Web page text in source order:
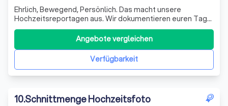
Ehrlich, Bewegend, Persönlich. Das macht unsere
Hochzeitsreportagen aus. Wir dokumentieren euren Tag
ehrlich und mit Herz – unaufdringlich, ungestellt und mit
einem sicheren Gespür für Stil.
Verfügbarkeit
Angebote vergleichen
10.Schnittmenge Hochzeitsfoto